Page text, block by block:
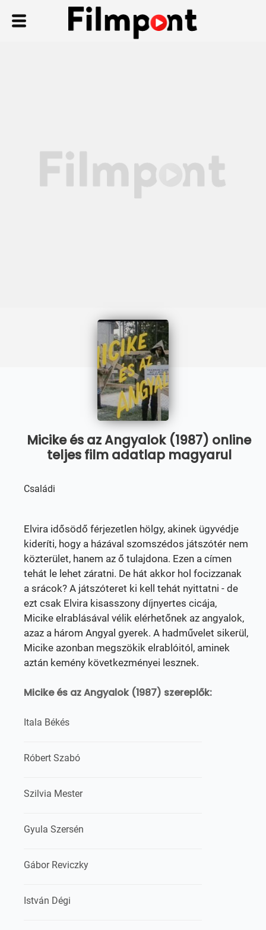
Micike és az Angyalok (1987) online
teljes film adatlap magyarul
Családi
Elvira idősödő férjezetlen hölgy, akinek ügyvédje
kideríti, hogy a házával szomszédos játszótér nem
közterület, hanem az ő tulajdona. Ezen a címen
tehát le lehet záratni. De hát akkor hol focizzanak
a srácok? A játszóteret ki kell tehát nyittatni - de
ezt csak Elvira kisasszony díjnyertes cicája,
Micike elrablásával vélik elérhetőnek az angyalok,
azaz a három Angyal gyerek. A hadművelet sikerül,
Micike azonban megszökik elrablóitól, aminek
aztán kemény következményei lesznek.
Micike és az Angyalok (1987) szereplők:
Itala Békés
Róbert Szabó
Szilvia Mester
Gyula Szersén
Gábor Reviczky
István Dégi